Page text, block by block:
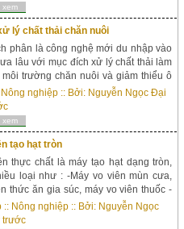
xem
lý chất thải chăn nuôi
phân là công nghệ mới du nhập vào
lâu với mục đích xử lý chất thải làm
môi trường chăn nuôi và giảm thiểu ô
có thiết kế với công nghệ ép tác...
Nông nghiệp :: Bởi: Nguyễn Ngọc Đại
xem
tạo hạt tròn
thực chất là máy tạo hạt dạng tròn,
loại như : -Máy vo viên mùn cưa,
thức ăn gia súc, máy vo viên thuốc -
phân bón Phân gà...
:: Nông nghiệp :: Bởi: Nguyễn Ngọc
trước